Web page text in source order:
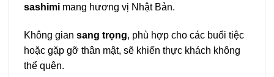
sashimi mang hương vị Nhật Bản.
Không gian sang trọng, phù hợp cho các buổi tiệc
hoặc gặp gỡ thân mật, sẽ khiến thực khách không
thể quên.